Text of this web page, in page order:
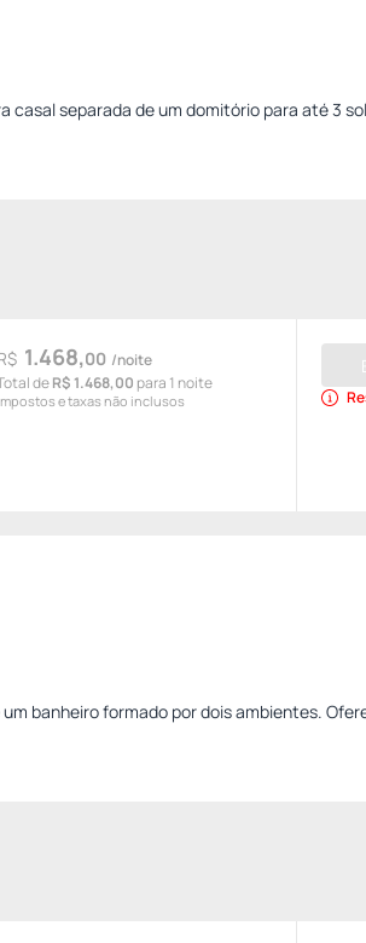
casal separada de um domitório para até 3
1.468,00 /noite
deR$ 1.468,00 para 1 noite
e taxas não inclusos
banheiro formado por dois ambientes.